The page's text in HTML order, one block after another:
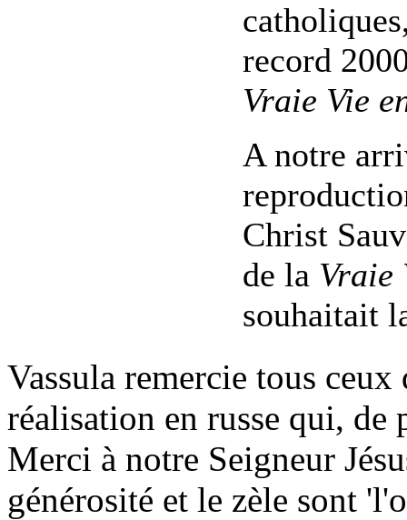
record
Vraie Vie
A notre
Christ
de la Vraie
souhaitait
Vassula remercie tous
réalisation en russe qui, de
Merci à notre Seigneur
générosité et le zèle sont